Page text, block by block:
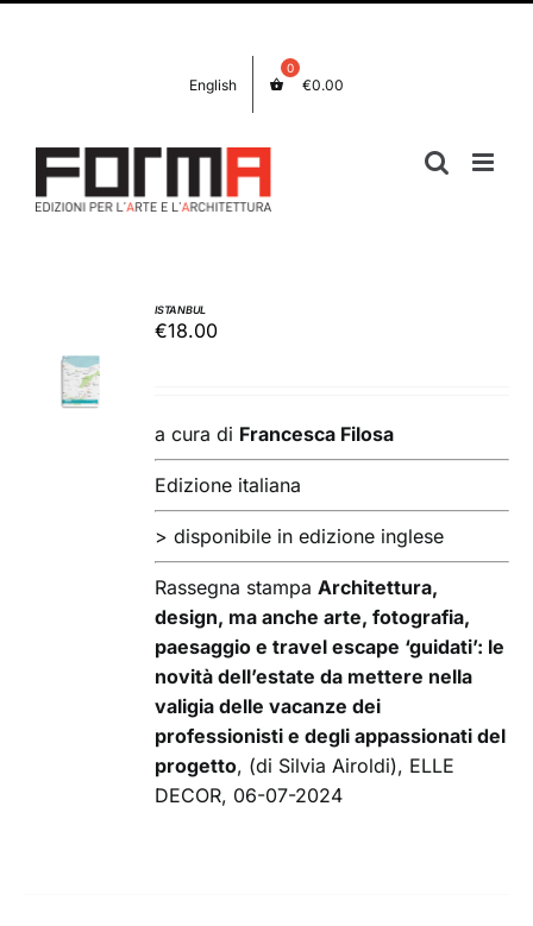
English €0.00
AL
CARRELLO
/
ISTANBUL
€18.00
a cura di Francesca Filosa
Edizione italiana
> disponibile in edizione inglese
Rassegna stampaArchitettura,
design, ma anche arte, fotografia,
paesaggio e travel escape ‘guidati’: le
novità dell’estate da mettere nella
valigia delle vacanze dei
professionisti e degli appassionati del
progetto, (di Silvia Airoldi), ELLE
DECOR, 06-07-2024